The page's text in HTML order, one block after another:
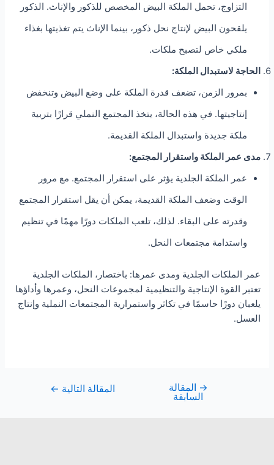
التزاوج، تحمل الملكة البيض المخصص للذكور والإناث. الذكور
يلقحون البيض لإنتاج نحل ذكور، بينما الإناث يتم تغذيتها بغذاء
ملكي خاص لتصبح ملكات.
الحاجة لاستبدال الملكة:
بمرور الزمن، تضعف قدرة الملكة على وضع البيض وتنخفض
إنتاجيتها. في هذه الحالة، يتخذ المجتمع النملي قرارًا بتربية
ملكة جديدة واستبدال الملكة القديمة.
مدى عمر الملكة واستقرار المجتمع:
عمر الملكة الجلدية يؤثر على استقرار المجتمع. مع مرور
الوقت وضعف الملكة القديمة، يمكن أن يقل استقرار المجتمع
وقدرته على البقاء. لذلك، تلعب الملكات دورًا مهمًا في تنظيم
واستدامة مجتمعات النحل.
عمر الملكات الجلدية ومدى عمرها: باختصار، الملكات الجلدية
تعتبر القوة الإنتاجية والتنظيمية لمجموعات النحل، وعمرها وأداؤها
يلعبان دورًا حاسمًا في تكاثر واستمرارية المجتمعات النملية وإنتاج
العسل.
→ المقالة
السابقة
المقالة التالية ←